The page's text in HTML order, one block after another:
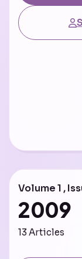
Volume 1 ,
2009
13 Articles